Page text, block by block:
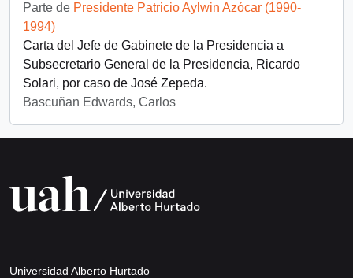
Parte de Presidente Patricio Aylwin Azócar (1990-
1994)
Carta del Jefe de Gabinete de la Presidencia a
Subsecretario General de la Presidencia, Ricardo
Solari, por caso de José Zepeda.
Bascuñan Edwards, Carlos
Universidad Alberto Hurtado